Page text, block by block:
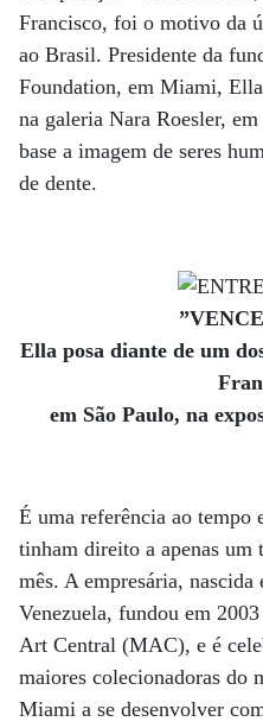
Francisco, foi o motivo da
ao Brasil. Presidente da
Foundation, em Miami,
na galeria Nara Roesler,
base a imagem de seres
de dente.
Ella posa diante de um
em São Paulo, na
É uma referência ao tempo
tinham direito a apenas um
mês. A empresária, nascida
Venezuela, fundou em
Art Central (MAC), e é
maiores colecionadoras do
Miami a se desenvolver